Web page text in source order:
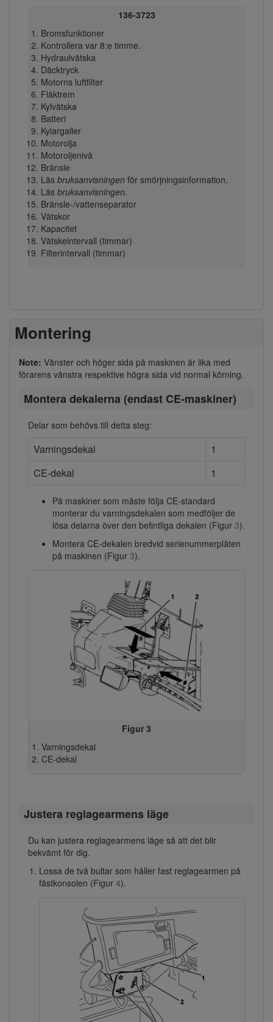
136-3723
Bromsfunktioner
Kontrollera var 8:e timme.
Hydraulvätska
Däcktryck
Motorns luftfilter
Fläktrem
Kylvätska
Batteri
Kylargaller
Motorolja
Motoroljenivå
Bränsle
Läs bruksanvisningenför smörjningsinformation.
Läs bruksanvisningen.
Bränsle-/vattenseparator
Vätskor
Kapacitet
Vätskeintervall (timmar)
Filterintervall (timmar)
Montering
Note: Vänster och höger sida på maskinen är lika med
förarens vänstra respektive högra sida vid normal körning.
Montera dekalerna (endast CE-maskiner)
Delar som behövs till detta steg:
Varningsdekal
1
CE-dekal
1
På maskiner som måste följa CE-standard
monterar du varningsdekalen som medföljer de
lösa delarna över den befintliga dekalen (Figur 3).
Montera CE-dekalen bredvid serienummerplåten
på maskinen (Figur 3).
Figur 3
Varningsdekal
CE-dekal
Justera reglagearmens läge
Du kan justera reglagearmens läge så att det blir
bekvämt för dig.
Lossa de två bultar som håller fast reglagearmen på
fästkonsolen (Figur 4).